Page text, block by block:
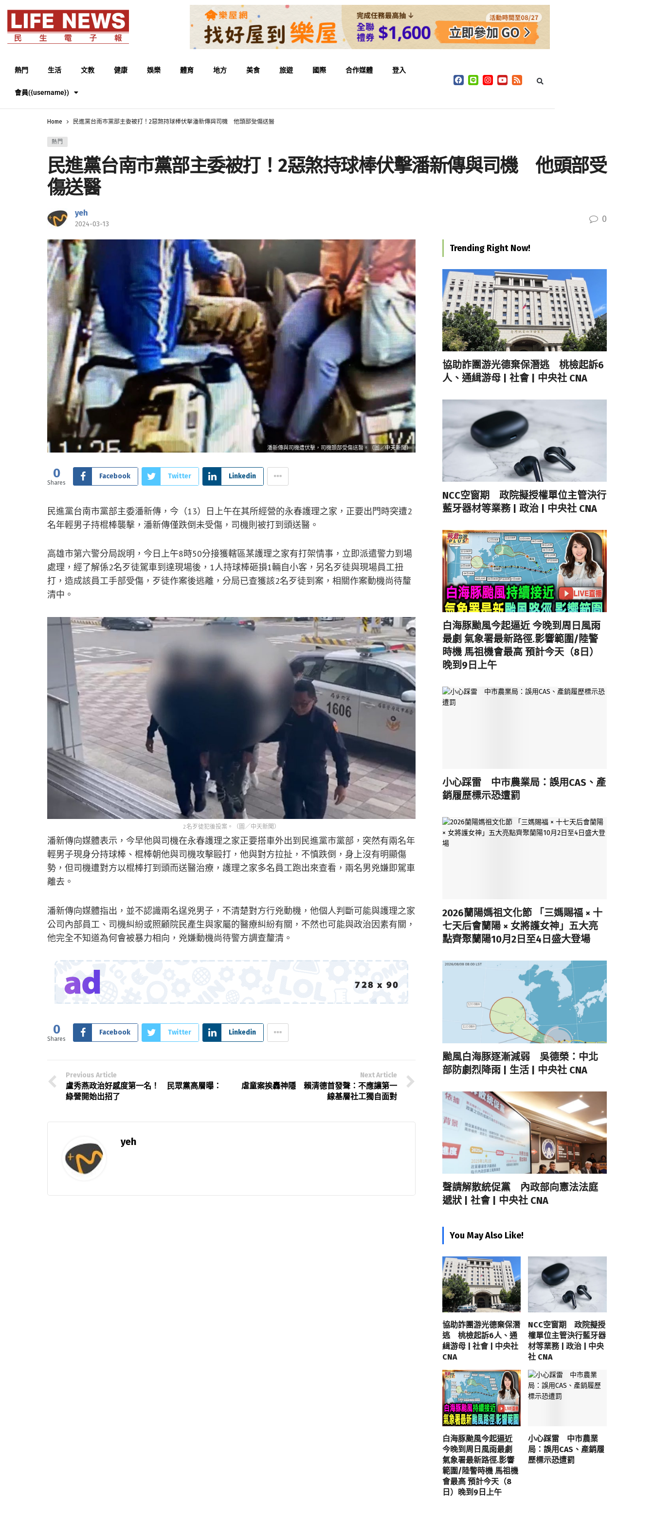
熱門 生活 文教 健康 娛樂 體育 地方 美食 旅遊 國際 合作媒體 登入
會員({username})
Home 民進黨台南市黨部主委被打！2惡煞持球棒伏擊潘新傳與司機 他頭部受傷送醫
熱門
民進黨台南市黨部主委被打！2惡煞持球棒伏擊潘新傳與司機 他頭部受
傷送醫
yeh
2024-03-13 0
潘新傳與司機遭伏擊，司機頭部受傷送醫。（圖／中天新聞）
0
Shares
Facebook Twitter Linkedin
民進黨台南市黨部主委潘新傳，今（13）日上午在其所經營的永春護理之家，正要出門時突遭2
名年輕男子持棍棒襲擊，潘新傳僅跌倒未受傷，司機則被打到頭送醫。
高雄市第六警分局說明，今日上午8時50分接獲轄區某護理之家有打架情事，立即派遣警力到場
處理，經了解係2名歹徒駕車到達現場後，1人持球棒砸損1輛自小客，另名歹徒與現場員工扭
打，造成該員工手部受傷，歹徒作案後逃離，分局已查獲該2名歹徒到案，相關作案動機尚待釐
清中。
2名歹徒犯後投案。（圖／中天新聞）
潘新傳向媒體表示，今早他與司機在永春護理之家正要搭車外出到民進黨市黨部，突然有兩名年
輕男子現身分持球棒、棍棒朝他與司機攻擊毆打，他與對方拉扯，不慎跌倒，身上沒有明顯傷
勢，但司機遭對方以棍棒打到頭而送醫治療，護理之家多名員工跑出來查看，兩名男兇嫌即駕車
離去。
潘新傳向媒體指出，並不認識兩名逞兇男子，不清楚對方行兇動機，他個人判斷可能與護理之家
公司內部員工、司機糾紛或照顧院民產生與家屬的醫療糾紛有關，不然也可能與政治因素有關，
他完全不知道為何會被暴力相向，兇嫌動機尚待警方調查釐清。
0
Shares
Facebook Twitter Linkedin
Previous Article
盧秀燕政治好感度第一名！ 民眾黨高層曝：
綠營開始出招了
Next Article
虐童案挨轟神隱 賴清德首發聲：不應讓第一
線基層社工獨自面對
yeh
Trending Right Now!
協助詐團游光德棄保潛逃 桃檢起訴6
人、通緝游母 | 社會 | 中央社 CNA
NCC空窗期 政院擬授權單位主管決行
藍牙器材等業務 | 政治 | 中央社 CNA
白海豚颱風今起逼近 今晚到周日風雨
最劇 氣象署最新路徑.影響範圍/陸警
時機 馬祖機會最高 預計今天（8日）
晚到9日上午
小心踩雷 中市農業局：誤用CAS、產
銷履歷標示恐遭罰
2026蘭陽媽祖文化節 「三媽賜福 × 十
七天后會蘭陽 × 女將護女神」五大亮
點齊聚蘭陽10月2日至4日盛大登場
颱風白海豚逐漸減弱 吳德榮：中北
部防劇烈降雨 | 生活 | 中央社 CNA
聲請解散統促黨 內政部向憲法法庭
遞狀 | 社會 | 中央社 CNA
You May Also Like!
協助詐團游光德棄保潛
逃 桃檢起訴6人、通
緝游母 | 社會 | 中央社
CNA
NCC空窗期 政院擬授
權單位主管決行藍牙器
材等業務 | 政治 | 中央
社 CNA
白海豚颱風今起逼近
今晚到周日風雨最劇
氣象署最新路徑.影響
範圍/陸警時機 馬祖機
會最高 預計今天（8
日）晚到9日上午
小心踩雷 中市農業
局：誤用CAS、產銷履
歷標示恐遭罰